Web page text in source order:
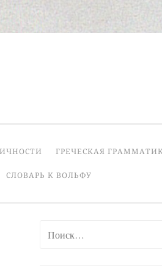
ГРЕЧЕСКАЯ
СЛОВАРЬ К ВОЛЬФУ
Найти: